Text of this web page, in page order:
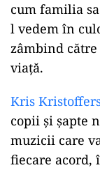
cum familia
l vedem în
zâmbind către
viață.
Kris
copii și șapte
muzicii care
fiecare acord,